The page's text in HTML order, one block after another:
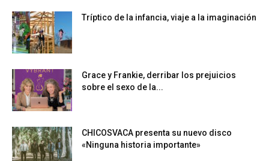
Tríptico de la infancia, viaje a la imaginación
Grace y Frankie, derribar los prejuicios
sobre el sexo de la...
CHICOSVACA presenta su nuevo disco
«Ninguna historia importante»